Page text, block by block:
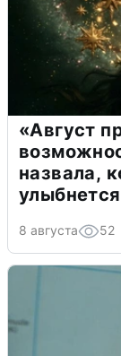
«Август
назвала,
8 августа 52